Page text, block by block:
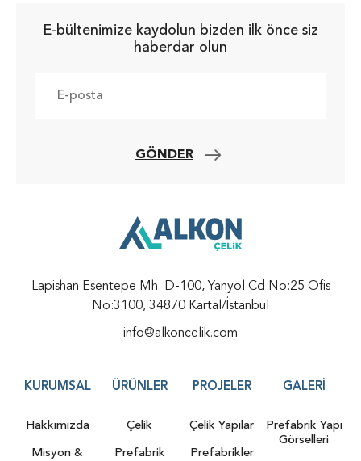
E-bültenimize kaydolun bizden ilk önce siz
haberdar olun
GÖNDER
Lapishan Esentepe Mh. D-100, Yanyol Cd No:25 Ofis
No:3100, 34870 Kartal/İstanbul
info@alkoncelik.com
KURUMSAL
Hakkımızda
Misyon &
ÜRÜNLER
Çelik
Prefabrik
PROJELER
Çelik Yapılar
Prefabrikler
GALERI
Prefabrik Yapı
Görselleri